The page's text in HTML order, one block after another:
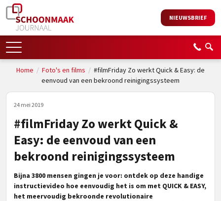
NIEUWSBRIEF
Home / Foto's en films / #filmFriday Zo werkt Quick & Easy: de
eenvoud van een bekroond reinigingssysteem
24 mei 2019
#filmFriday Zo werkt Quick &
Easy: de eenvoud van een
bekroond reinigingssysteem
Bijna 3800 mensen gingen je voor: ontdek op deze handige
instructievideo hoe eenvoudig het is om met QUICK & EASY,
het meervoudig bekroonde revolutionaire